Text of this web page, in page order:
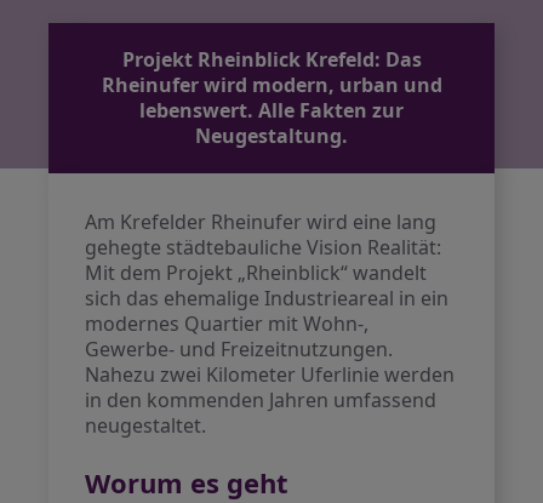
Projekt Rheinblick Krefeld: Das
Rheinufer wird modern, urban und
lebenswert. Alle Fakten zur
Neugestaltung.
Am Krefelder Rheinufer wird eine lang
gehegte städtebauliche Vision Realität:
Mit dem Projekt „Rheinblick“ wandelt
sich das ehemalige Industrieareal in ein
modernes Quartier mit Wohn-,
Gewerbe- und Freizeitnutzungen.
Nahezu zwei Kilometer Uferlinie werden
in den kommenden Jahren umfassend
neugestaltet.
Worum es geht